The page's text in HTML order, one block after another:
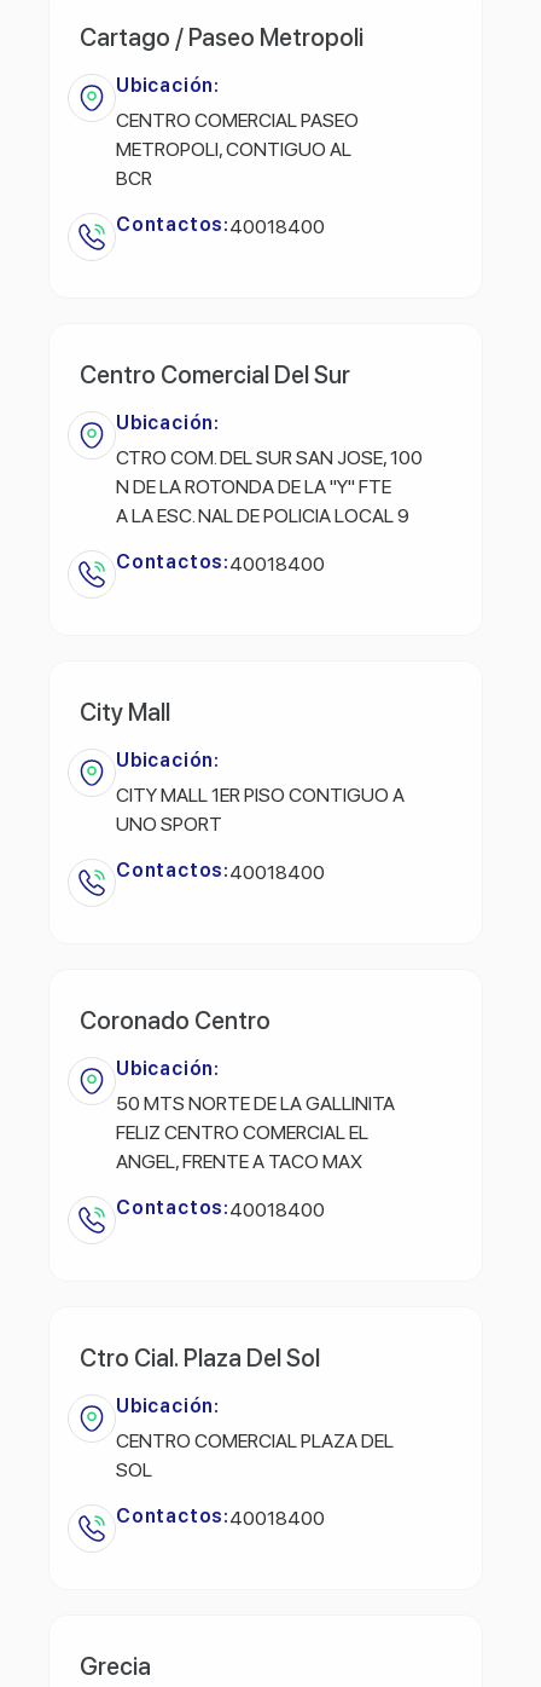
Cartago / Paseo Metropoli
Ubicación:
CENTRO COMERCIAL PASEO
METROPOLI, CONTIGUO AL
BCR
Contactos:40018400
Centro Comercial Del Sur
Ubicación:
CTRO COM. DEL SUR SAN JOSE, 100
N DE LA ROTONDA DE LA "Y" FTE
A LA ESC. NAL DE POLICIA LOCAL 9
Contactos:40018400
City Mall
Ubicación:
CITY MALL 1ER PISO CONTIGUO A
UNO SPORT
Contactos:40018400
Coronado Centro
Ubicación:
50 MTS NORTE DE LA GALLINITA
FELIZ CENTRO COMERCIAL EL
ANGEL, FRENTE A TACO MAX
Contactos:40018400
Ctro Cial. Plaza Del Sol
Ubicación:
CENTRO COMERCIAL PLAZA DEL
SOL
Contactos:40018400
Grecia